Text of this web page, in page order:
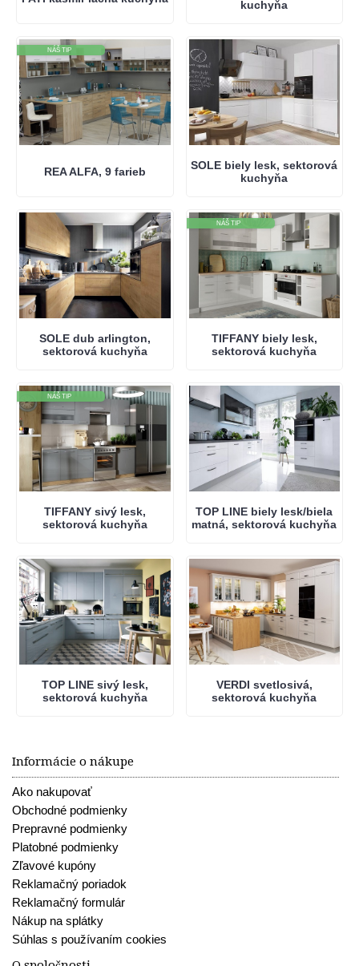
kuchyňa
NÁŠ TIP
REA ALFA, 9 farieb
SOLE biely lesk, sektorová
kuchyňa
SOLE dub arlington,
sektorová kuchyňa
NÁŠ TIP
TIFFANY biely lesk,
sektorová kuchyňa
NÁŠ TIP
TIFFANY sivý lesk,
sektorová kuchyňa
TOP LINE biely lesk/biela
matná, sektorová kuchyňa
TOP LINE sivý lesk,
sektorová kuchyňa
VERDI svetlosivá,
sektorová kuchyňa
Informácie o nákupe
Ako nakupovať
Obchodné podmienky
Prepravné podmienky
Platobné podmienky
Zľavové kupóny
Reklamačný poriadok
Reklamačný formulár
Nákup na splátky
Súhlas s používaním cookies